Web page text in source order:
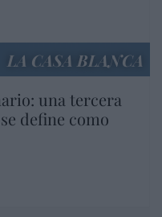
LA CASA BLANCA
una tercera
define como